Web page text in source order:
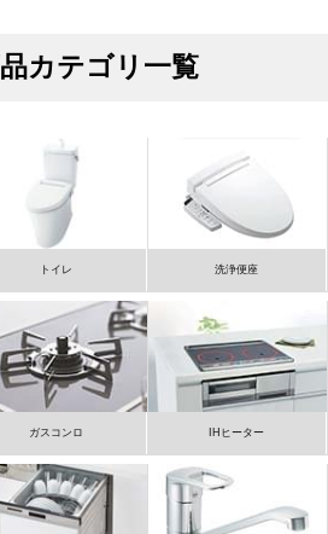
カテゴリ一覧
トイレ 洗浄便座
ガスコンロ IHヒーター